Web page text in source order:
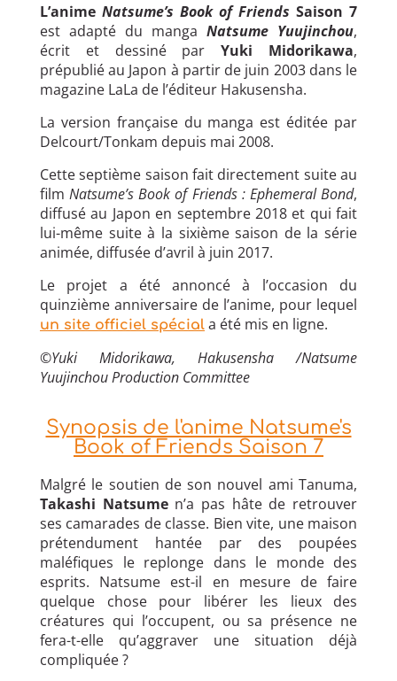
L’anime Natsume’s Book of Friends Saison 7
est adapté du manga Natsume Yuujinchou,
écrit et dessiné parYuki Midorikawa,
prépublié au Japon à partir de juin 2003 dans le
magazine LaLa de l’éditeur Hakusensha.
La version française du manga est éditée par
Delcourt/Tonkam depuis mai 2008.
Cette septième saison fait directement suite au
filmNatsume’s Book of Friends : Ephemeral Bond,
diffusé au Japon en septembre 2018 et qui fait
lui-même suite à la sixième saison de la série
animée, diffusée d’avril à juin 2017.
Le projet a été annoncé à l’occasion du
quinzième anniversaire de l’anime, pour lequel
un site officiel spécial a été mis en ligne.
©Yuki Midorikawa, Hakusensha /Natsume
Yuujinchou Production Committee
Synopsis de l'anime Natsume's
Book of Friends Saison 7
Malgré le soutien de son nouvel ami Tanuma,
Takashi Natsumen’a pas hâte de retrouver
ses camarades de classe. Bien vite, une maison
prétendument hantée par des poupées
maléfiques le replonge dans le monde des
esprits. Natsume est-il en mesure de faire
quelque chose pour libérer les lieux des
créatures qui l’occupent, ou sa présence ne
fera-t-elle qu’aggraver une situation déjà
compliquée ?